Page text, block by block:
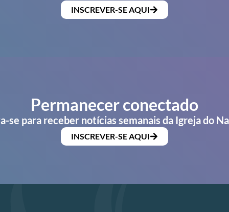
INSCREVER-SE AQUI
Permanecer conectado
se para receber notícias semanais da Igreja do
INSCREVER-SE AQUI